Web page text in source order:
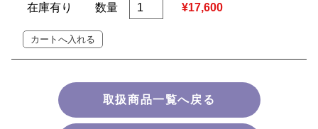
在庫有り 数量 ¥17,600
取扱商品一覧へ戻る